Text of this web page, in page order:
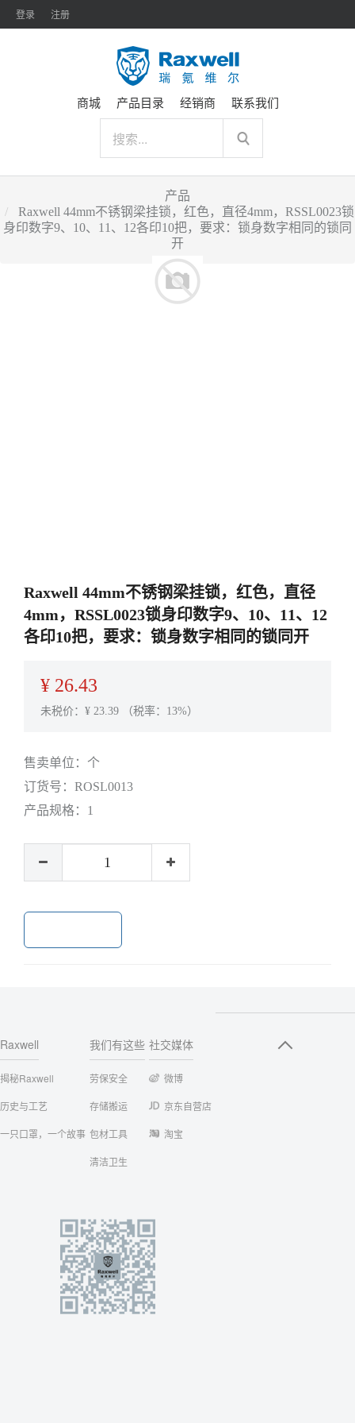
登录 注册
商城 产品目录 经销商 联系我们
产品
Raxwell 44mm不锈钢梁挂锁，红色，直径4mm，RSSL0023锁
身印数字9、10、11、12各印10把，要求：锁身数字相同的锁同
开
Raxwell 44mm不锈钢梁挂锁，红色，直径
4mm，RSSL0023锁身印数字9、10、11、12
各印10把，要求：锁身数字相同的锁同开
¥ 26.43
未税价：¥ 23.39 （税率：13%）
售卖单位： 个
订货号： ROSL0013
产品规格： 1
Raxwell
揭秘Raxwell
历史与工艺
一只口罩，一个故事
我们有这些
劳保安全
存储搬运
包材工具
清洁卫生
社交媒体
微博
京东自营店
淘宝